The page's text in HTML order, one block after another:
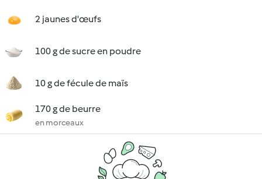
2 jaunes d'œufs
100 g de sucre en poudre
10 g de fécule de maïs
170 g de beurre
en morceaux